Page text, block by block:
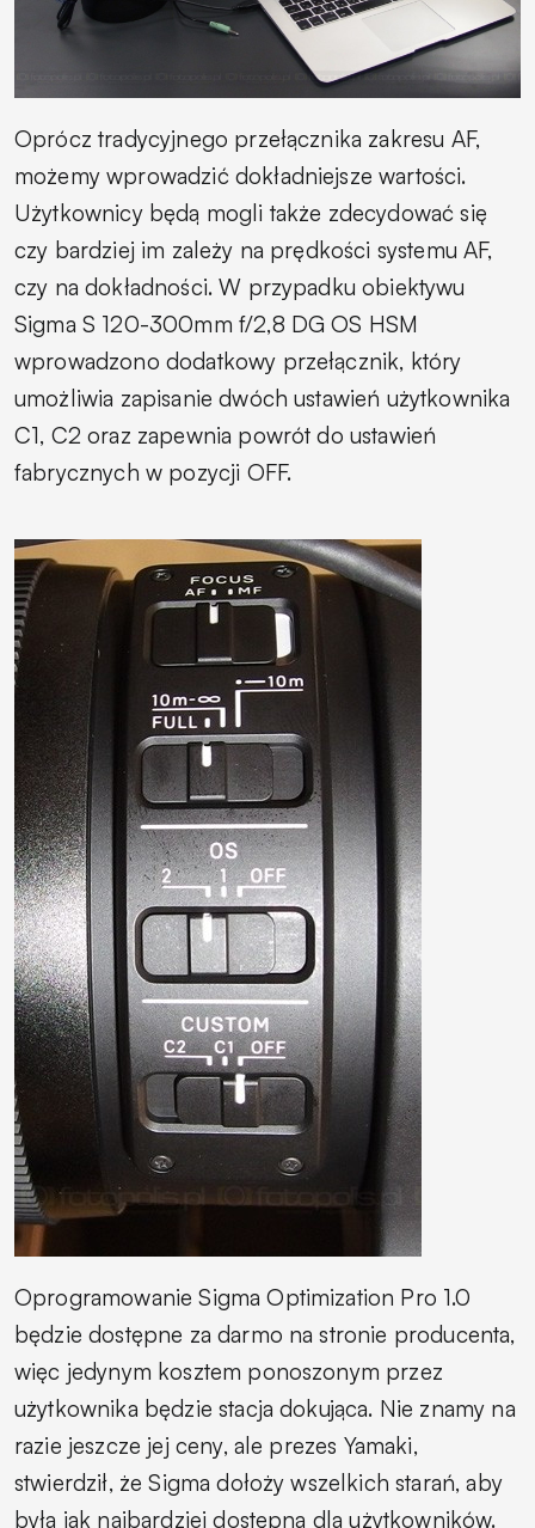
Oprócz tradycyjnego przełącznika zakresu AF,
możemy wprowadzić dokładniejsze wartości.
Użytkownicy będą mogli także zdecydować się
czy bardziej im zależy na prędkości systemu AF,
czy na dokładności. W przypadku obiektywu
Sigma S 120-300mm f/2,8 DG OS HSM
wprowadzono dodatkowy przełącznik, który
umożliwia zapisanie dwóch ustawień użytkownika
C1, C2 oraz zapewnia powrót do ustawień
fabrycznych w pozycji OFF.
Oprogramowanie Sigma Optimization Pro 1.0
będzie dostępne za darmo na stronie producenta,
więc jedynym kosztem ponoszonym przez
użytkownika będzie stacja dokująca. Nie znamy na
razie jeszcze jej ceny, ale prezes Yamaki,
stwierdził, że Sigma dołoży wszelkich starań, aby
była jak najbardziej dostępna dla użytkowników.